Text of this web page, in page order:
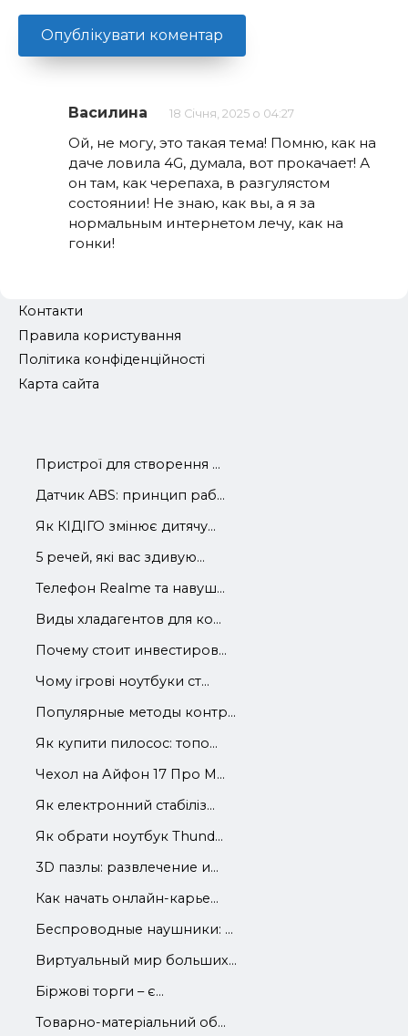
Василина 18 Січня, 2025 о 04:27
Ой, не могу, это такая тема! Помню, как на
даче ловила 4G, думала, вот прокачает! А
он там, как черепаха, в разгулястом
состоянии! Не знаю, как вы, а я за
нормальным интернетом лечу, как на
гонки!
Контакти
Правила користування
Політика конфіденційності
Карта сайта
Пристрої для створення ...
Датчик ABS: принцип раб...
Як КІДІГО змінює дитячу...
5 речей, які вас здивую...
Телефон Realme та навуш...
Виды хладагентов для ко...
Почему стоит инвестиров...
Чому ігрові ноутбуки ст...
Популярные методы контр...
Як купити пилосос: топо...
Чехол на Айфон 17 Про М...
Як електронний стабіліз...
Як обрати ноутбук Thund...
3D пазлы: развлечение и...
Как начать онлайн-карье...
Беспроводные наушники: ...
Виртуальный мир больших...
Біржові торги – є...
Товарно-матеріальний об...